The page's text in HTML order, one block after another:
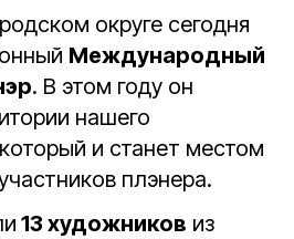
округе сегодня
Международный
. В этом году он
нашего
и станет местом
плэнера.
13 художников из